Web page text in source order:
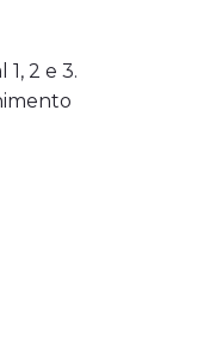
2 e 3.